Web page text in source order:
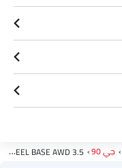
جي 90 3.5 T-GDi E-S/C AWD LONG WHEEL BASE AWD